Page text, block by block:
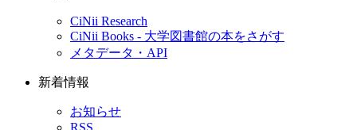
CiNii Research
CiNii Books - 大学図書館の本をさがす
メタデータ・API
新着情報
お知らせ
RSS